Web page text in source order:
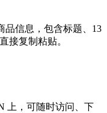
品信息，包含标题、13
接复制粘贴。
上，可随时访问、下